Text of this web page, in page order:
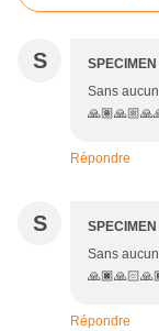
S SPECIMEN
Sans
Répondre
S SPECIMEN
Sans
Répondre